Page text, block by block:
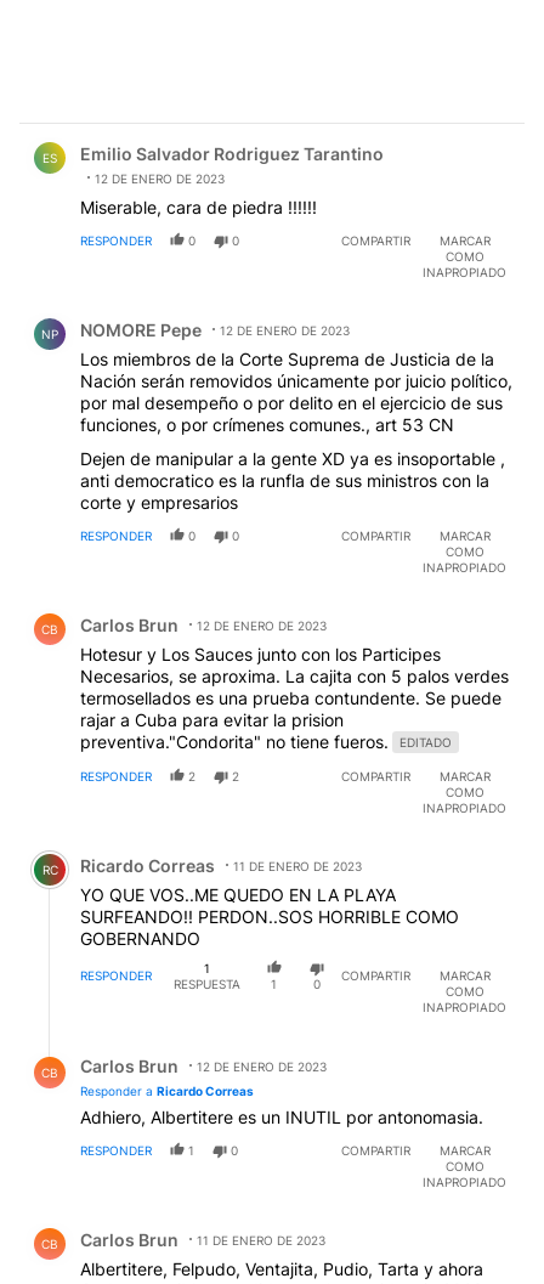
ES Emilio Salvador Rodriguez Tarantino
12 DE ENERO DE 2023
Miserable, cara de piedra !!!!!!
RESPONDER 0 0 COMPARTIR
MARCAR
COMO
INAPROPIADO
NP NOMORE Pepe 12 DE ENERO DE 2023
Los miembros de la Corte Suprema de Justicia de la
Nación serán removidos únicamente por juicio político,
por mal desempeño o por delito en el ejercicio de sus
funciones, o por crímenes comunes., art 53 CN
Dejen de manipular a la gente XD ya es insoportable ,
anti democratico es la runfla de sus ministros con la
corte y empresarios
RESPONDER 0 0 COMPARTIR
MARCAR
COMO
INAPROPIADO
CB Carlos Brun 12 DE ENERO DE 2023
Hotesur y Los Sauces junto con los Participes
Necesarios, se aproxima. La cajita con 5 palos verdes
termosellados es una prueba contundente. Se puede
rajar a Cuba para evitar la prision
preventiva."Condorita" no tiene fueros.
EDITADO
RESPONDER 2 2 COMPARTIR
MARCAR
COMO
INAPROPIADO
Comentario de Ricardo Correas.
RC Ricardo Correas 11 DE ENERO DE 2023
YO QUE VOS..ME QUEDO EN LA PLAYA
SURFEANDO!! PERDON..SOS HORRIBLE COMO
GOBERNANDO
RESPONDER
1
RESPUESTA
1 0
COMPARTIR
MARCAR
COMO
INAPROPIADO
CB Carlos Brun
12 DE ENERO DE 2023
Responder a Ricardo Correas
Adhiero, Albertitere es un INUTIL por antonomasia.
RESPONDER 1 0 COMPARTIR
MARCAR
COMO
INAPROPIADO
CB Carlos Brun 11 DE ENERO DE 2023
Albertitere, Felpudo, Ventajita, Pudio, Tarta y ahora